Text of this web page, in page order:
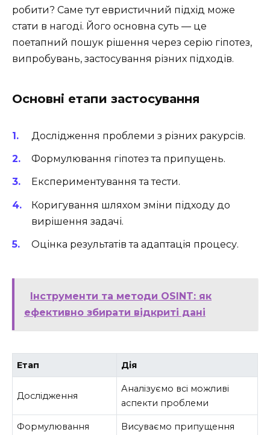
робити? Саме тут евристичний підхід може
стати в нагоді. Його основна суть — це
поетапний пошук рішення через серію гіпотез,
випробувань, застосування різних підходів.
Основні етапи застосування
Дослідження проблеми з різних ракурсів.
Формулювання гіпотез та припущень.
Експериментування та тести.
Коригування шляхом зміни підходу до
вирішення задачі.
Оцінка результатів та адаптація процесу.
Інструменти та методи OSINT: як
ефективно збирати відкриті дані
Етап Дія
Дослідження
Аналізуємо всі можливі
аспекти проблеми
Формулювання Висуваємо припущення